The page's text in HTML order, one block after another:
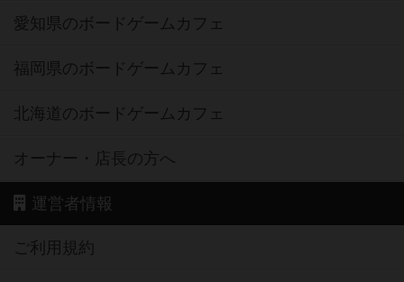
愛知県のボードゲームカフェ
福岡県のボードゲームカフェ
北海道のボードゲームカフェ
オーナー・店長の方へ
運営者情報
ご利用規約